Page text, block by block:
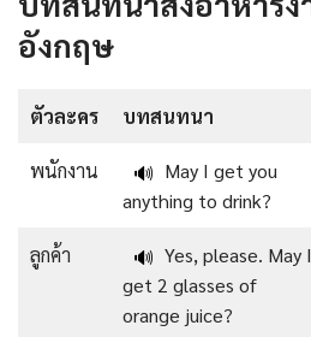
อังกฤษ
ตัวละคร บทสนทนา
พนักงาน 🔊 May I get you
anything to drink?
ลูกค้า 🔊 Yes, please. May I
get 2 glasses of
orange juice?